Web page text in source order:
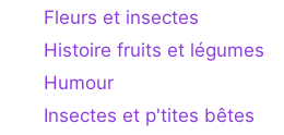
Fleurs et insectes
Histoire fruits et légumes
Humour
Insectes et p'tites bêtes